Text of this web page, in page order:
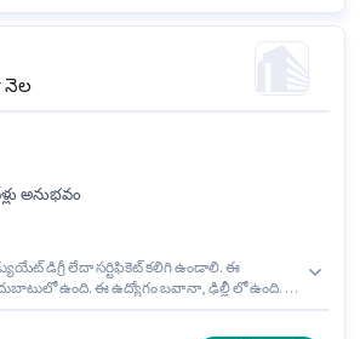
నెల
అనుభవం
డిగ్రీ లేదా సర్టిఫికెట్ కలిగి ఉండాలి. ఈ
ఉంది. ఈ ఉద్యోగం బవానా, ఢిల్లీ లో ఉంది. ఈ